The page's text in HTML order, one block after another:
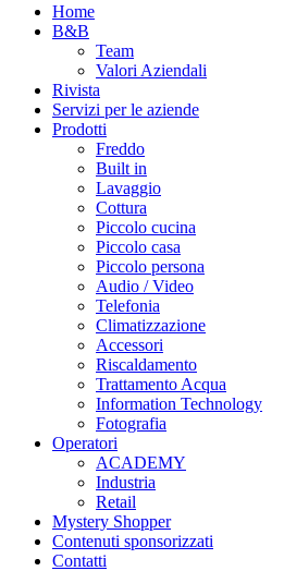
Home
B&B
Team
Valori Aziendali
Rivista
Servizi per le aziende
Prodotti
Freddo
Built in
Lavaggio
Cottura
Piccolo cucina
Piccolo casa
Piccolo persona
Audio / Video
Telefonia
Climatizzazione
Accessori
Riscaldamento
Trattamento Acqua
Information Technology
Fotografia
Operatori
ACADEMY
Industria
Retail
Mystery Shopper
Contenuti sponsorizzati
Contatti